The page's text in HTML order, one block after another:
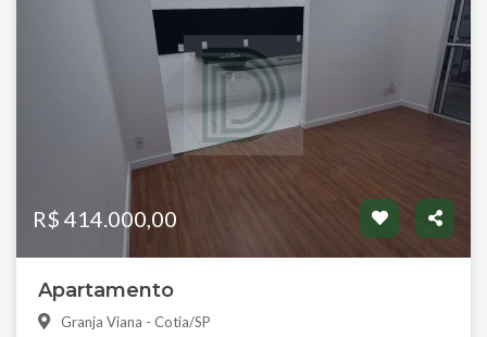
R$ 414.000,00
Apartamento
Granja Viana - Cotia/SP